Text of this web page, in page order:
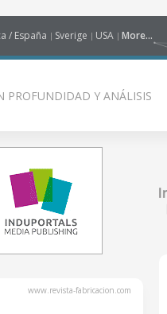
/ España Sverige USA More...
PROFUNDIDAD Y ANÁLISIS
www.revista-fabricacion.com